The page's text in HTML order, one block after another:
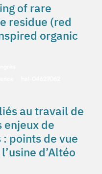
of rare
residue (red
organic
au travail de
enjeux de
points de vue
d’Altéo